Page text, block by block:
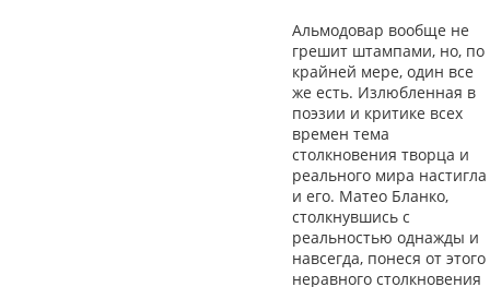
Альмодовар вообще не
грешит штампами, но, по
крайней мере, один все
же есть. Излюбленная в
поэзии и критике всех
времен тема
столкновения творца и
реального мира настигла
и его. Матео Бланко,
столкнувшись с
реальностью однажды и
навсегда, понеся от этого
неравного столкновения